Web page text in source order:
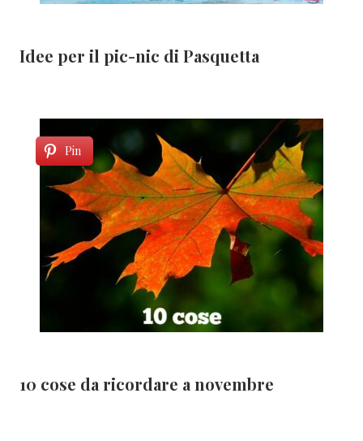
Idee per il pic-nic di Pasquetta
Pin
10 cose da ricordare a novembre